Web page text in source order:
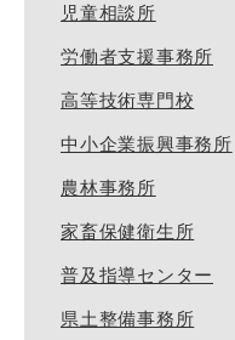
児童相談所
労働者支援事務所
高等技術専門校
中小企業振興事務所
農林事務所
家畜保健衛生所
普及指導センター
県土整備事務所